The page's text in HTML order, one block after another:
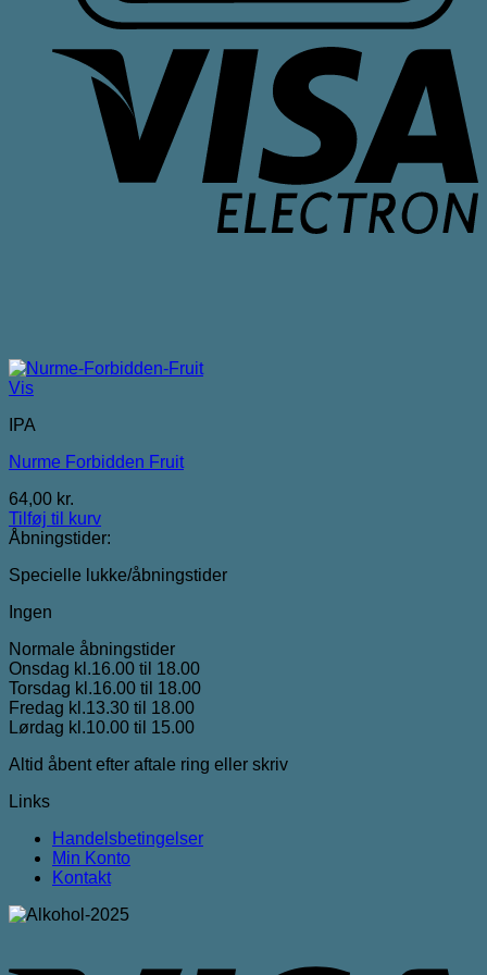
Vis
IPA
Nurme Forbidden Fruit
64,00 kr.
Tilføj til kurv
Åbningstider:
Specielle lukke/åbningstider
Ingen
Normale åbningstider
Onsdag kl.16.00 til 18.00
Torsdag kl.16.00 til 18.00
Fredag kl.13.30 til 18.00
Lørdag kl.10.00 til 15.00
Altid åbent efter aftale ring eller skriv
Links
Handelsbetingelser
Min Konto
Kontakt